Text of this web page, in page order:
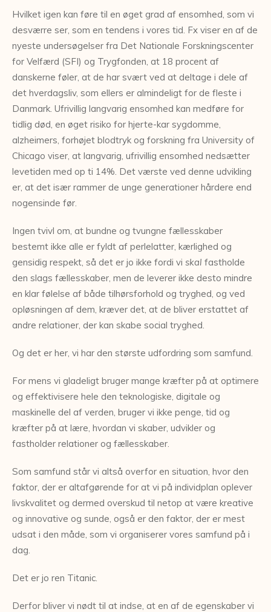
Hvilket igen kan føre til en øget grad af ensomhed, som vi
desværre ser, som en tendens i vores tid. Fx viser en af de
nyeste undersøgelser fra Det Nationale Forskningscenter
for Velfærd (SFI) og Trygfonden, at 18 procent af
danskerne føler, at de har svært ved at deltage i dele af
det hverdagsliv, som ellers er almindeligt for de fleste i
Danmark. Ufrivillig langvarig ensomhed kan medføre for
tidlig død, en øget risiko for hjerte-kar sygdomme,
alzheimers, forhøjet blodtryk og forskning fra University of
Chicago viser, at langvarig, ufrivillig ensomhed nedsætter
levetiden med op ti 14%. Det værste ved denne udvikling
er, at det især rammer de unge generationer hårdere end
nogensinde før.
Ingen tvivl om, at bundne og tvungne fællesskaber
bestemt ikke alle er fyldt af perlelatter, kærlighed og
gensidig respekt, så det er jo ikke fordi vi skal fastholde
den slags fællesskaber, men de leverer ikke desto mindre
en klar følelse af både tilhørsforhold og tryghed, og ved
opløsningen af dem, kræver det, at de bliver erstattet af
andre relationer, der kan skabe social tryghed.
Og det er her, vi har den største udfordring som samfund.
For mens vi gladeligt bruger mange kræfter på at optimere
og effektivisere hele den teknologiske, digitale og
maskinelle del af verden, bruger vi ikke penge, tid og
kræfter på at lære, hvordan vi skaber, udvikler og
fastholder relationer og fællesskaber.
Som samfund står vi altså overfor en situation, hvor den
faktor, der er altafgørende for at vi på individplan oplever
livskvalitet og dermed overskud til netop at være kreative
og innovative og sunde, også er den faktor, der er mest
udsat i den måde, som vi organiserer vores samfund på i
dag.
Det er jo ren Titanic.
Derfor bliver vi nødt til at indse, at en af de egenskaber vi